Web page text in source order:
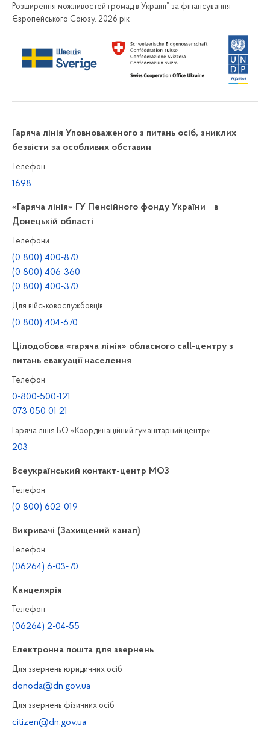
Розширення можливостей громад в Україні” за фінансування
Європейського Союзу. 2026 рік
Гаряча лінія Уповноваженого з питань осіб, зниклих
безвісти за особливих обставин
Телефон
1698
«Гаряча лінія» ГУ Пенсійного фонду України в
Донецькій області
Телефони
(0 800) 400-870
(0 800) 406-360
(0 800) 400-370
Для військовослужбовців
(0 800) 404-670
Цілодобова «гаряча лінія» обласного call-центру з
питань евакуації населення
Телефон
0-800-500-121
073 050 01 21
Гаряча лінія БО «Координаційний гуманітарний центр»
203
Всеукраїнський контакт-центр МОЗ
Телефон
(0 800) 602-019
Викривачі (Захищений канал)
Телефон
(06264) 6-03-70
Канцелярiя
Телефон
(06264) 2-04-55
Електронна пошта для звернень
Для звернень юридичних осiб
donoda@dn.gov.ua
Для звернень фізичних осiб
citizen@dn.gov.ua